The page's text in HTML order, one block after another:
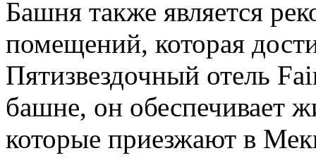
Башня также является
помещений, которая
Пятизвездочный отель
башне, он обеспечивает
которые приезжают в